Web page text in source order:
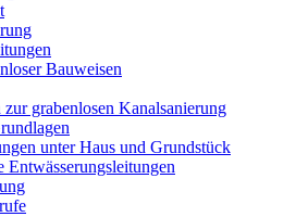
Bauweisen
grabenlosen Kanalsanierung
unter Haus und Grundstück
Entwässerungsleitungen